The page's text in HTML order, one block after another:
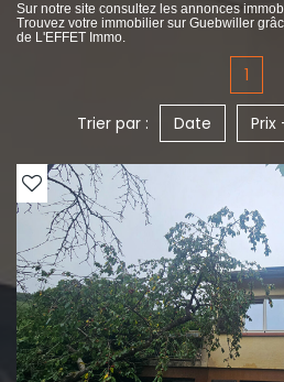
Sur notre site consultez les annonces
Trouvez votre immobilier sur Guebwiller
de L'EFFET Immo.
1
Trier par : Date